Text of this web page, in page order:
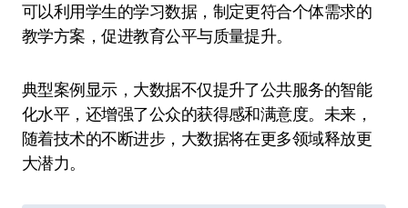
可以利用学生的学习数据，制定更符合个体需求的
教学方案，促进教育公平与质量提升。
典型案例显示，大数据不仅提升了公共服务的智能
化水平，还增强了公众的获得感和满意度。未来，
随着技术的不断进步，大数据将在更多领域释放更
大潜力。